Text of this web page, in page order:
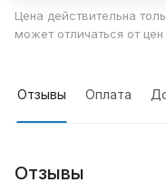
Цена действительна
может отличаться от
Отзывы Оплата
Отзывы